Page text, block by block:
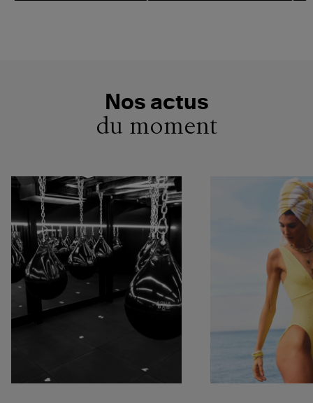
Nos actus
du moment